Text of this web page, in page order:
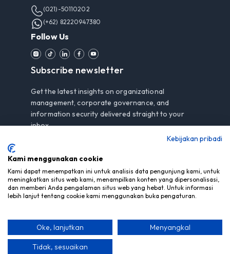
(021)-50110202
(+62) 82220947380
Follow Us
Subscribe newsletter
Get the latest insights on organizational
management, corporate governance, and
information security delivered straight to your
inbox.
Subscribe
By subscribing, you agree to ourPrivacy Notice.
© Copyright 2026 PT Mitra Berdaya Optima - All Rights
Reserved
Kebijakan pribadi
Kami menggunakan cookie
Kami dapat menempatkan ini untuk analisis data pengunjung kami, untuk
meningkatkan situs web kami, menampilkan konten yang dipersonalisasi,
dan memberi Anda pengalaman situs web yang hebat. Untuk informasi
lebih lanjut tentang cookie kami menggunakan buka pengaturan.
Oke, lanjutkan Menyangkal
Tidak, sesuaikan